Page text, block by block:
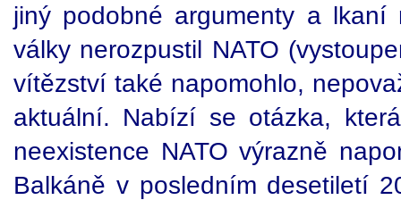
jiný podobné argumenty a
války nerozpustil NATO
vítězství také napomohlo,
aktuální. Nabízí se otázka,
neexistence NATO výrazně
Balkáně v posledním desetiletí